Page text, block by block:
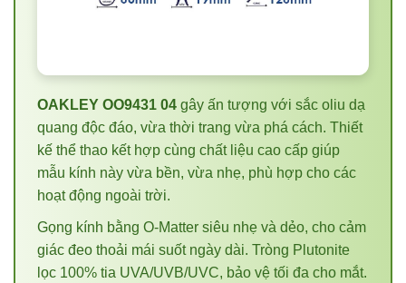
OAKLEY OO9431 04 gây ấn tượng với sắc oliu dạ
quang độc đáo, vừa thời trang vừa phá cách. Thiết
kế thể thao kết hợp cùng chất liệu cao cấp giúp
mẫu kính này vừa bền, vừa nhẹ, phù hợp cho các
hoạt động ngoài trời.
Gọng kính bằng O-Matter siêu nhẹ và dẻo, cho cảm
giác đeo thoải mái suốt ngày dài. Tròng Plutonite
lọc 100% tia UVA/UVB/UVC, bảo vệ tối đa cho mắt.